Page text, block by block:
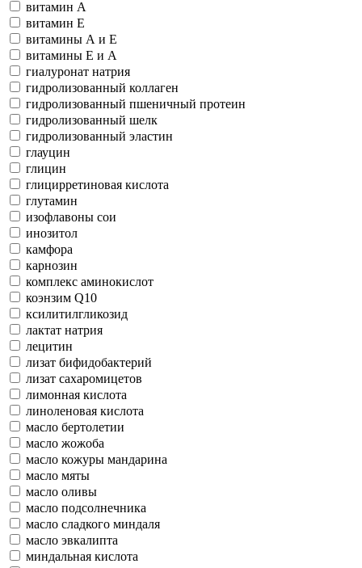
витамин А
витамин Е
витамины А и Е
витамины Е и А
гиалуронат натрия
гидролизованный коллаген
гидролизованный пшеничный протеин
гидролизованный шелк
гидролизованный эластин
глауцин
глицин
глицирретиновая кислота
глутамин
изофлавоны сои
инозитол
камфора
карнозин
комплекс аминокислот
коэнзим Q10
ксилитилгликозид
лактат натрия
лецитин
лизат бифидобактерий
лизат сахаромицетов
лимонная кислота
линоленовая кислота
масло бертолетии
масло жожоба
масло кожуры мандарина
масло мяты
масло оливы
масло подсолнечника
масло сладкого миндаля
масло эвкалипта
миндальная кислота